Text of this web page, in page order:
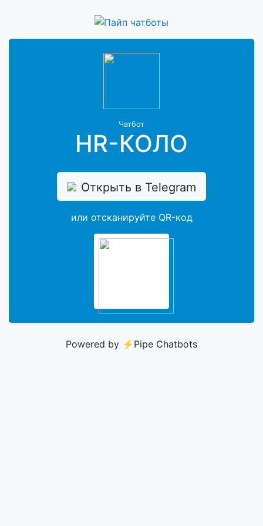
Чатбот
HR-КОЛО
Открыть в Telegram
или отсканируйте QR-код
Powered by ⚡️ Pipe Chatbots